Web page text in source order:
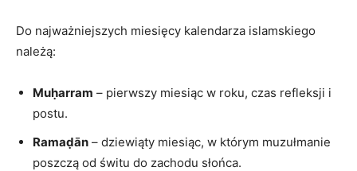
Do najważniejszych miesięcy kalendarza islamskiego
należą:
Muḥarram – pierwszy miesiąc w roku, czas refleksji i
postu.
Ramaḍān – dziewiąty miesiąc, w którym muzułmanie
poszczą od świtu do zachodu słońca.